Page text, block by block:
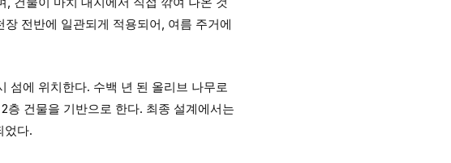
전반에 일관되게 적용되어, 여름 주거에
섬에 위치한다. 수백 년 된 올리브 나무로
층 건물을 기반으로 한다. 최종 설계에서는
었다.